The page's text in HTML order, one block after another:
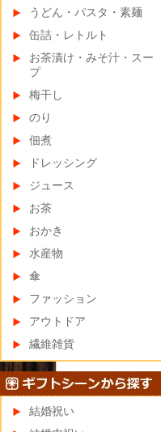
うどん・パスタ・素麺
缶詰・レトルト
お茶漬け・みそ汁・スー
プ
梅干し
のり
佃煮
ドレッシング
ジュース
お茶
おかき
水産物
傘
ファッション
アウトドア
繊維雑貨
結婚祝い